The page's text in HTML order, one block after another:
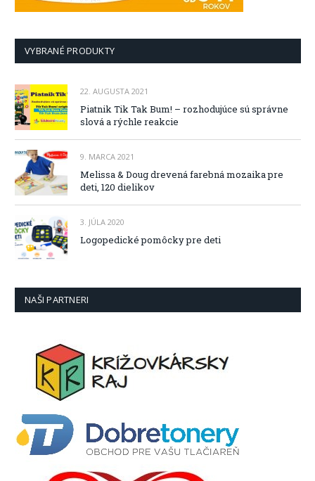
VYBRANÉ PRODUKTY
22. AUGUSTA 2021
Piatnik Tik Tak Bum! – rozhodujúce sú správne
slová a rýchle reakcie
9. MARCA 2021
Melissa & Doug drevená farebná mozaika pre
deti, 120 dielikov
3. JÚLA 2020
Logopedické pomôcky pre deti
NAŠI PARTNERI